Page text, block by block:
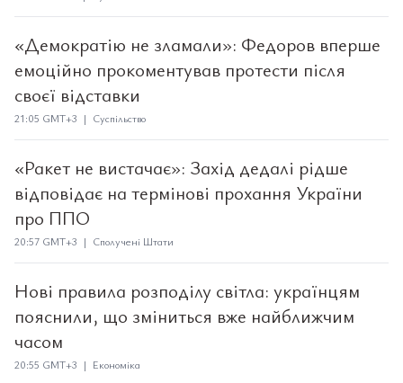
«Демократію не зламали»: Федоров вперше
емоційно прокоментував протести після
своєї відставки
21:05 GMT+3 | Суспільство
«Ракет не вистачає»: Захід дедалі рідше
відповідає на термінові прохання України
про ППО
20:57 GMT+3 | Сполучені Штати
Нові правила розподілу світла: українцям
пояснили, що зміниться вже найближчим
часом
20:55 GMT+3 | Економіка